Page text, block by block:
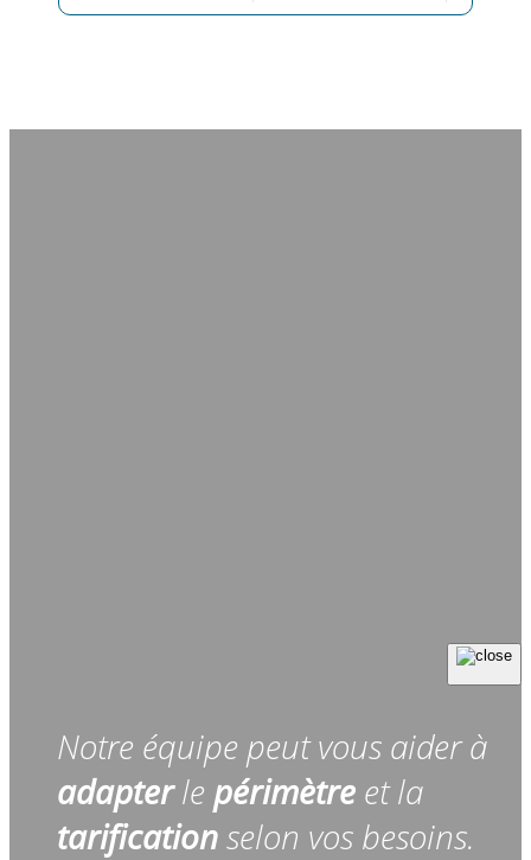
Notre équipe peut vous aider à
adapterle périmètre et la
tarificationselon vos besoins.